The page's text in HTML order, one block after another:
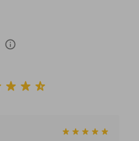
info_outlined